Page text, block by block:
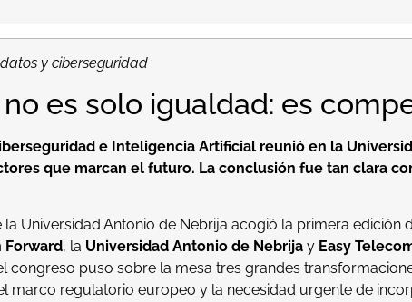
y ciberseguridad
es solo igualdad: es
e Inteligencia Artificial reunió en la
que marcan el futuro. La conclusión fue tan clara
Universidad Antonio de Nebrija acogió la primera edición
Forward, la Universidad Antonio de Nebrijay Easy
congreso puso sobre la mesa tres grandes
marco regulatorio europeo y la necesidad urgente de